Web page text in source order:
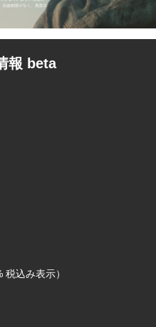
報 beta
込み表示）